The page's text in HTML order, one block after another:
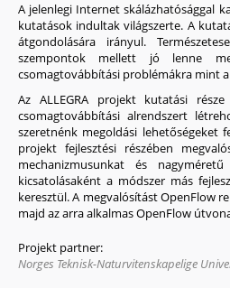
A jelenlegi Internet skálázhatósággal
kutatások indultak világszerte. A
átgondolására irányul.
szempontok mellett jó lenne
csomagtovábbítási problémákra mint
Az ALLEGRA projekt kutatási
csomagtovábbítási alrendszert
szeretnénk megoldási lehetőségeket
projekt fejlesztési részében
mechanizmusunkat és
kicsatolásaként a módszer más
keresztül. A megvalósítást OpenFlow
majd az arra alkalmas OpenFlow
Projekt partner:
Norges Teknisk-Naturvitenskapelige